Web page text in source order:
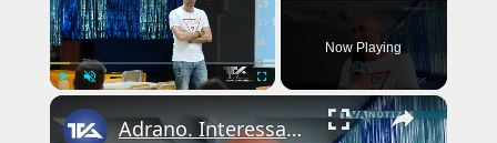
Now Playing
×
Adrano. Interessante incontro al liceo “Verga” con il prof. Fabio Gamberini. Studenti del Linguistic